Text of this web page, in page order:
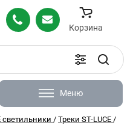
Корзина
Меню
/ Треки ST-LUCE /